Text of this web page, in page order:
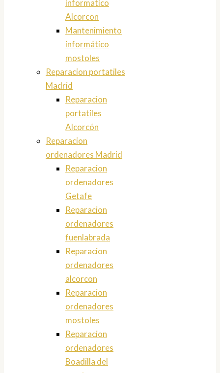
informatico
Alcorcon
Mantenimiento
informático
mostoles
Reparacion portatiles
Madrid
Reparacion
portatiles
Alcorcón
Reparacion
ordenadores Madrid
Reparacion
ordenadores
Getafe
Reparacion
ordenadores
fuenlabrada
Reparacion
ordenadores
alcorcon
Reparacion
ordenadores
mostoles
Reparacion
ordenadores
Boadilla del